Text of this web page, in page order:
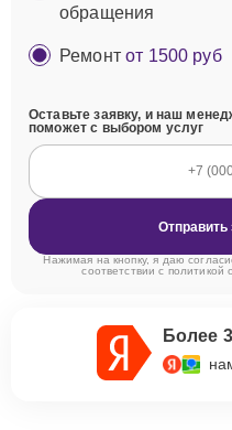
обращения
Ремонтот 1500 руб
Оставьте заявку, и наш
поможет с выбором услуг
Нажимая на кнопку, я даю
соответствии с политикой
Более